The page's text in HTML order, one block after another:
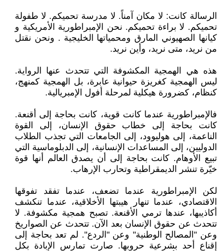
الرسالة كانت: لا مكان آمناً. لا مدرسة تحميكم. لا طفولة
تحميكم. لا براءة تحميكم. نحن الإمبراطورية الأمريكية و
كيانها الصهيوني المارق ومحمياتها الخليجية . ونحن نقتل
من نريد، متى نريد، وأين نريد.
هذه هي الهمجية المكشوفة التي تتحدث عنها الرواية.
ليس الهمجية كغريزة حيوانية عابرة، بل الهمجية كمنهج،
كنظام، كضرورة هيكلية لمرحلة أفول الإمبريالية.
فالإمبراطورية عندما كانت قوية، كانت بحاجة إلى أقنعة.
كانت بحاجة إلى خطاب حقوق الإنسان، إلى القوة
الناعمة، إلى هوليوود، إلى الجامعات التي تجذب الطلاب
الدوليين، إلى المساعدات الإنسانية، إلى الدبلوماسية التي
تبيع الأوهام. كانت بحاجة إلى أن يصدق العالم أنها قوة
خيّرة تنشر الديمقراطية وتحارب الإرهاب.
لكن الإمبراطورية عندما تضعف، عندما تفقد تفوقها
الاقتصادي، عندما تنهار هيبتها الأخلاقية، عندما تنكشف
أكاذيبها، عندها ترمي الأقنعة. تصبح همجية مكشوفة. لا
تتحدث عن حقوق الإنسان بعد الآن. تتحدث عن الصواريخ
وعن "المصالح الوطنية" وعن "الردع". لم تعد بحاجة إلى
إقناع أحد بشرعية حروبها. صارت تمارس الإبادة بكل